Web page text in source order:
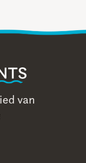
van